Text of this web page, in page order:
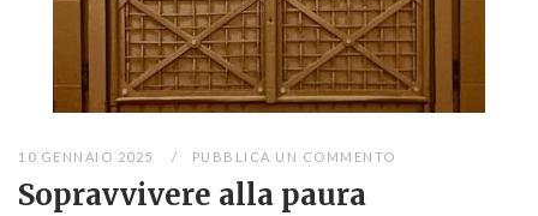
10 GENNAIO 2025 PUBBLICA UN COMMENTO
Sopravvivere alla paura